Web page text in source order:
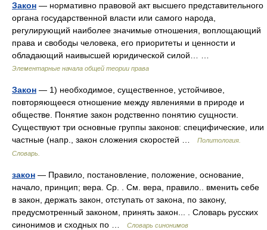
Закон — нормативно правовой акт высшего представительного
органа государственной власти или самого народа,
регулирующий наиболее значимые отношения, воплощающий
права и свободы человека, его приоритеты и ценности и
обладающий наивысшей юридической силой… …
Элементарные начала общей теории права
Закон — 1) необходимое, существенное, устойчивое,
повторяющееся отношение между явлениями в природе и
обществе. Понятие закон родственно понятию сущности.
Существуют три основные группы законов: специфические, или
частные (напр., закон сложения скоростей …
Политология.
Словарь.
закон — Правило, постановление, положение, основание,
начало, принцип; вера. Ср. . См. вера, правило.. вменить себе
в закон, держать закон, отступать от закона, по закону,
предусмотренный законом, принять закон... . Словарь русских
синонимов и сходных по …
Словарь синонимов